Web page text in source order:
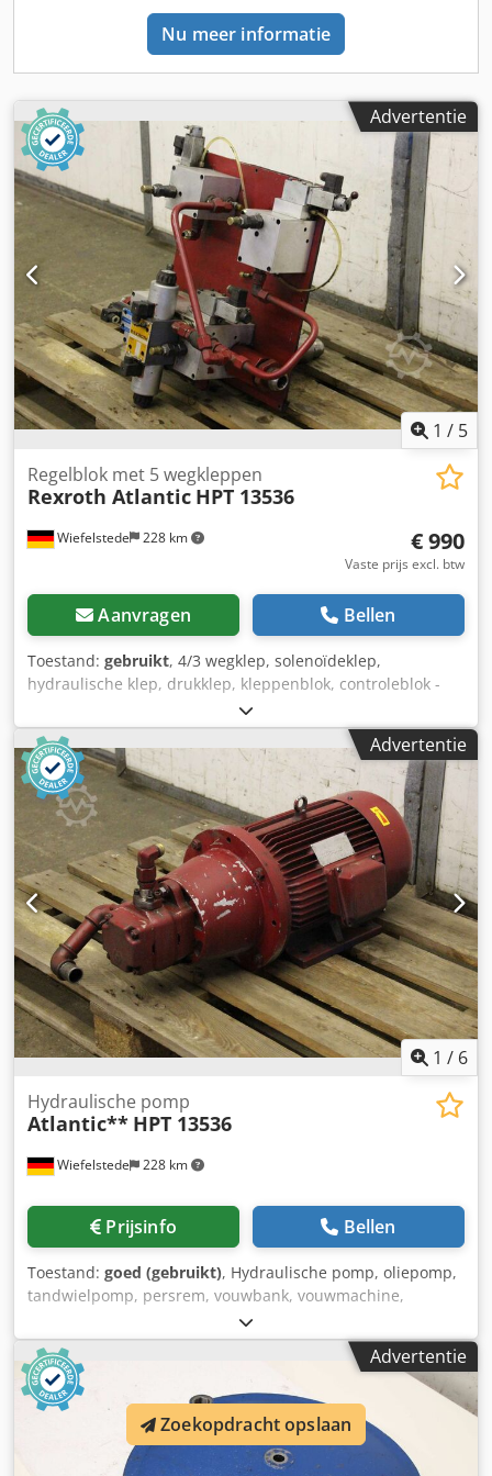
BTW BTW/marge: BTW verrekenbaar voor ondernemers
Levering en inruil altijd mogelijk van alles in de industriële
Nu meer informatie
Advertentie
1 / 5
Wiefelstede 228 km
Regelblok met 5 wegkleppen
Rexroth Atlantic HPT 13536
€ 990
Vaste prijs excl. btw
Aanvragen Bellen
Toestand: gebruikt, 4/3 wegklep, solenoïdeklep,
hydraulische klep, drukklep, kleppenblok, controleblok -
Vervangend onderdeel: hydraulisch regelblok komt van
een Atlantic kantpers type: HPT 13536 -Fabrikant: Rexroth -
Klep type: S-4WE 10 F32 CG24/9Z4 C Djdofpifcspfx Ad Iock -
Fabrikant: Sauer Sundstrand -Kraan type: D24 SWH-G02-
B2- -20 -Voltage: V -Druk max: bar -Prijs: voor alle 5 stuks
ventielen -Afmetingen: 600/700/H600 mm -Gewicht: 67 kg
Advertentie
1 / 6
Wiefelstede 228 km
Hydraulische pomp
Atlantic** HPT 13536
Prijsinfo Bellen
Toestand: goed (gebruikt), Hydraulische pomp, oliepomp,
tandwielpomp, persrem, vouwbank, vouwmachine,
hydraulische pons, hydraulische pons -
Vervangingsonderdeel: Hydraulische pomp van Atlantic
kantpers type: HPT 13536 -Fabrikant: Eckerle -Pomp type:
1PF2GH3-12/013RE07MU2 Dsdpjfpidisfx Ad Iock -
Aandrijving: Loher type 132M-4 -Mogen: 7,5 kW 1440
omw/min -Afmetingen: 800/370/H300 mm -Gewicht 98 kg
Advertentie
Zoekopdracht opslaan